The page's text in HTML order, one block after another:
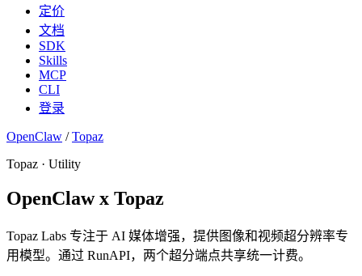
定价
文档
SDK
Skills
MCP
CLI
登录
OpenClaw /Topaz
Topaz · Utility
OpenClaw x Topaz
Topaz Labs 专注于 AI 媒体增强，提供图像和视频超分辨率专
用模型。通过 RunAPI，两个超分端点共享统一计费。